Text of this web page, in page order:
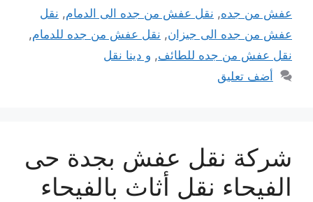
عفش من جده, نقل عفش من جده الى الدمام, نقل
عفش من جده الى جيزان, نقل عفش من جده للدمام,
نقل عفش من جده للطائف, و دينا نقل
أضف تعليق
شركة نقل عفش بجدة حى
الفيحاء نقل أثاث بالفيحاء